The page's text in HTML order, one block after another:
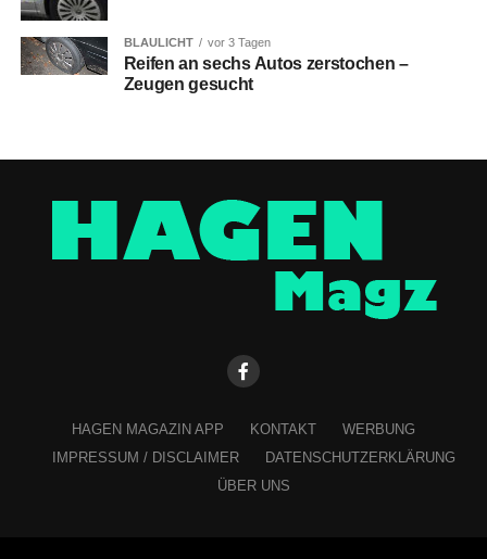
BLAULICHT vor 3 Tagen
Reifen an sechs Autos zerstochen –
Zeugen gesucht
HAGEN MAGAZIN APP KONTAKT
WERBUNG
IMPRESSUM / DISCLAIMER
DATENSCHUTZERKLÄRUNG
ÜBER UNS